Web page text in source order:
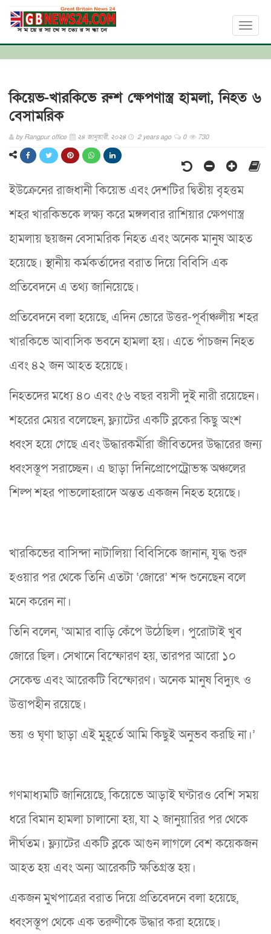
Toggle
কিয়েভ-খারকিভে রুশ ক্ষেপণাস্ত্র হামলা, নিহত ৬
বেসামরিক
byRangpur office ২৪ জানুয়ারী, ২০২৪ 2 years ago 0 730
ইউক্রেনের রাজধানী কিয়েভ এবং দেশটির দ্বিতীয় বৃহত্তম
শহর খারকিভকে লক্ষ্য করে মঙ্গলবার রাশিয়ার ক্ষেপণাস্ত্র
হামলায় ছয়জন বেসামরিক নিহত এবং অনেক মানুষ আহত
হয়েছে। স্থানীয় কর্মকর্তাদের বরাত দিয়ে বিবিসি এক
প্রতিবেদনে এ তথ্য জানিয়েছে।
প্রতিবেদনে বলা হয়েছে, এদিন ভোরে উত্তর-পূর্বাঞ্চলীয় শহর
খারকিভে আবাসিক ভবনে হামলা হয়। এতে পাঁচজন নিহত
এবং ৪২ জন আহত হয়েছে।
নিহতদের মধ্যে ৪০ এবং ৫৬ বছর বয়সী দুই নারী রয়েছেন।
শহরের মেয়র বলেছেন, ফ্ল্যাটের একটি ব্লকের কিছু অংশ
ধ্বংস হয়ে গেছে এবং উদ্ধারকর্মীরা জীবিতদের উদ্ধারের জন্য
ধ্বংসস্তূপ সরাচ্ছেন। এ ছাড়া দিনিপ্রোপেট্রোভস্ক অঞ্চলের
শিল্প শহর পাভলোহরাদে অন্তত একজন নিহত হয়েছে।
খারকিভের বাসিন্দা নাটালিয়া বিবিসিকে জানান, যুদ্ধ শুরু
হওয়ার পর থেকে তিনি এতটা ‘জোরে’ শব্দ শুনেছেন বলে
মনে করেন না।
তিনি বলেন, ‘আমার বাড়ি কেঁপে উঠেছিল। পুরোটাই খুব
জোরে ছিল। সেখানে বিস্ফোরণ হয়, তারপর আরো ১০
সেকেন্ড এবং আরেকটি বিস্ফোরণ। অনেক মানুষ বিদ্যুৎ ও
উত্তাপহীন রয়েছে।
ভয় ও ঘৃণা ছাড়া এই মুহূর্তে আমি কিছুই অনুভব করছি না।’
গণমাধ্যমটি জানিয়েছে, কিয়েভে আড়াই ঘণ্টারও বেশি সময়
ধরে বিমান হামলা চালানো হয়, যা ২ জানুয়ারির পর থেকে
দীর্ঘতম। ফ্ল্যাটের একটি ব্লকে আগুন লাগলে বেশ কয়েকজন
আহত হয় এবং অন্য আরেকটি ক্ষতিগ্রস্ত হয়।
একজন মুখপাত্রের বরাত দিয়ে প্রতিবেদনে বলা হয়েছে,
ধ্বংসস্তূপ থেকে এক তরুণীকে উদ্ধার করা হয়েছে।